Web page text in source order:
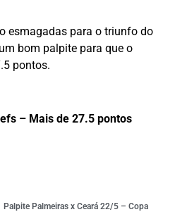
esmagadas para o triunfo do
bom palpite para que o
pontos.
– Mais de 27.5 pontos
Palpite Palmeiras x Ceará 22/5 – Copa